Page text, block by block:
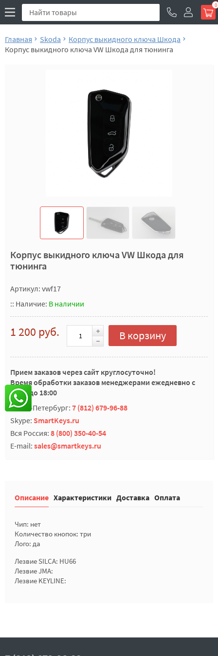
0
Главная Skoda
Корпус выкидного ключа Шкода
Корпус выкидного ключа VW Шкода для тюнинга
Корпус выкидного ключа VW Шкода для
тюнинга
Артикул: vwf17
:: Наличие: В наличии
1 200 руб. В корзину
Прием заказов через сайт круглосуточно!
Время обработки заказов менеджерами ежедневно с
10:00 до 18:00
Санкт-Петербург: 7 (812) 679-96-88
Skype: SmartKeys.ru
Вся Россия: 8 (800) 350-40-54
E-mail: sales@smartkeys.ru
Описание Характеристики Доставка Оплата
Чип: нет
Количество кнопок: три
Лого: да
Лезвие SILCA: HU66
Лезвие JMA:
Лезвие KEYLINE: